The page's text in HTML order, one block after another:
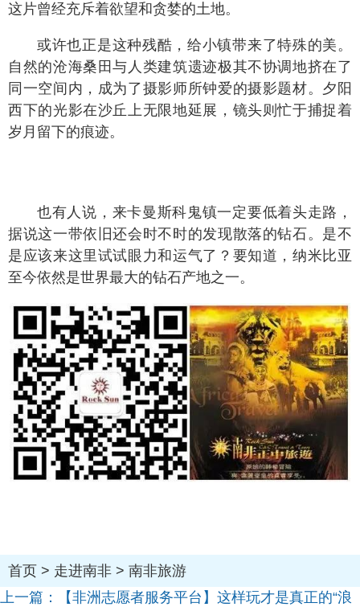
这片曾经充斥着欲望和贪婪的土地。
或许也正是这种残酷，给小镇带来了特殊的美。
自然的沧海桑田与人类建筑遗迹极其不协调地挤在了
同一空间内，成为了摄影师所钟爱的摄影题材。夕阳
西下的光影在沙丘上无限地延展，镜头则忙于捕捉着
岁月留下的痕迹。
也有人说，来卡曼斯科鬼镇一定要低着头走路，
据说这一带依旧还会时不时的发现散落的钻石。是不
是应该来这里试试眼力和运气了？要知道，纳米比亚
至今依然是世界最大的钻石产地之一。
首页 > 走进南非 > 南非旅游
上一篇：
【非洲志愿者服务平台】这样玩才是真正的“浪